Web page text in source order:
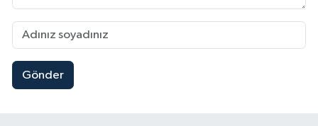
Gönder